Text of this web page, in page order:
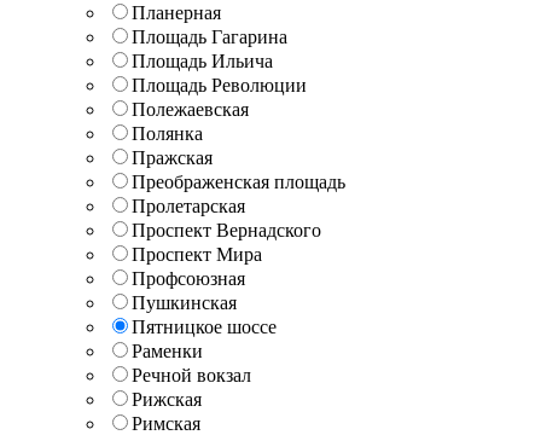
Планерная
Площадь Гагарина
Площадь Ильича
Площадь Революции
Полежаевская
Полянка
Пражская
Преображенская площадь
Пролетарская
Проспект Вернадского
Проспект Мира
Профсоюзная
Пушкинская
Пятницкое шоссе
Раменки
Речной вокзал
Рижская
Римская